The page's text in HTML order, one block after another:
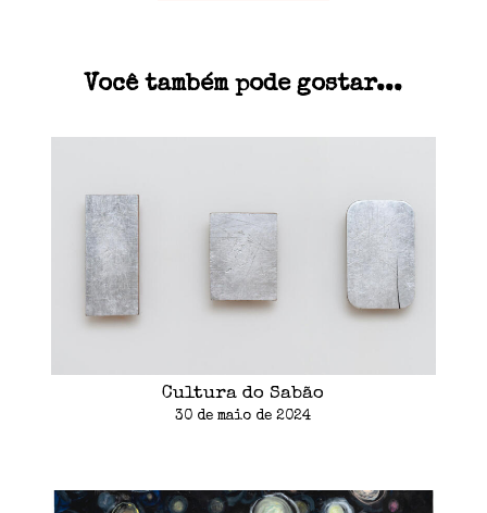
Você também pode gostar...
Cultura do Sabão
30 de maio de 2024